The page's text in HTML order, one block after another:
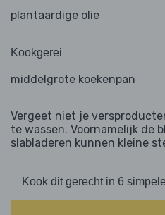
plantaardige olie
Kookgerei
middelgrote koekenpan
Vergeet niet je
te wassen. Voornamelijk de
slabladeren kunnen kleine
Kook dit gerecht in 6